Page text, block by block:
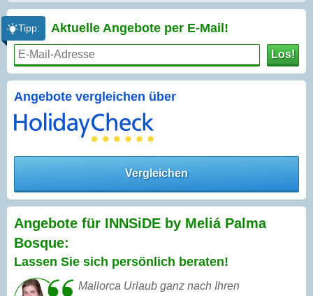
Tipp: Aktuelle Angebote per E-Mail!
Los!
Angebote vergleichen über
Vergleichen
Angebote für INNSiDE by Meliá Palma
Bosque:
Lassen Sie sich persönlich beraten!
Mallorca Urlaub ganz nach Ihren